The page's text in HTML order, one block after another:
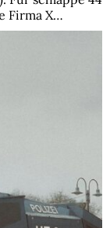
Firma X…